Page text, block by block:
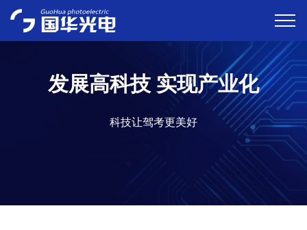
发展高科技 实现产业化
科技让驾考更美好